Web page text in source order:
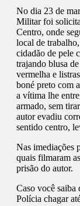
No dia 23 de
Militar foi
Centro, onde
local de
cidadão de pele
trajando blusa
vermelha e
boné preto com
a vítima lhe
armado, sem
autor evadiu
sentido centro,
Nas imediações
quais filmaram
prisão do autor.
Caso você saiba
Polícia chagar